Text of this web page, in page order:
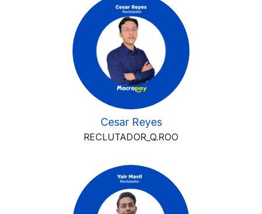
Cesar Reyes
RECLUTADOR_Q.ROO